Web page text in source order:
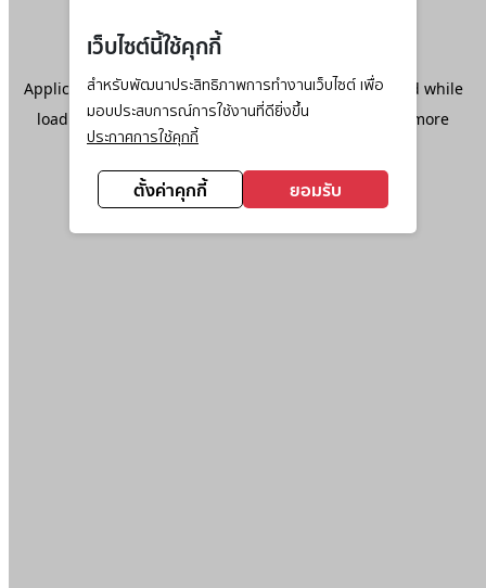
เว็บไซต์นี้ใช้คุกกี้
สำหรับพัฒนาประสิทธิภาพการทำงานเว็บไซต์ เพื่อ
มอบประสบการณ์การใช้งานที่ดียิ่งขึ้น
ประกาศการใช้คุกกี้
ตั้งค่าคุกกี้ ยอมรับ
Application error: aclient-side exception has occurred while
loadingwww.ktc.co.th(see the browser console
for more
information).